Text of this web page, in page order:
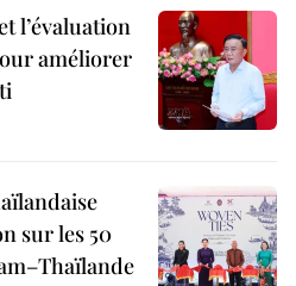
l’évaluation
améliorer
sur les 50